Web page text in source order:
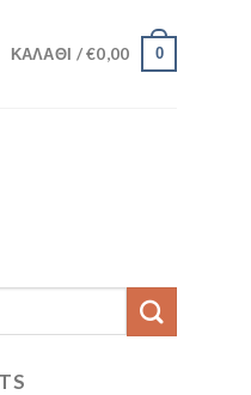
ΚΑΛΆΘΙ /€0,00 0